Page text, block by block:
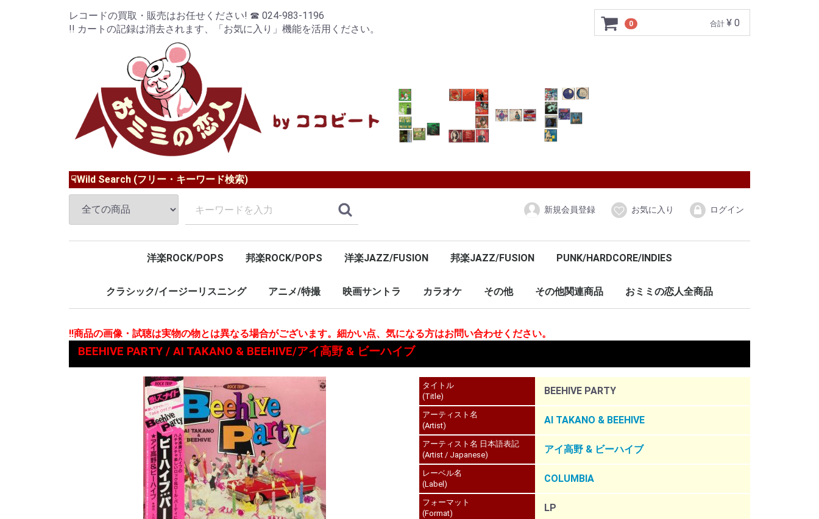
レコードの買取・販売はお任せください! ☎ 024-983-1196
!! カートの記録は消去されます、「お気に入り」機能を活用ください。
0 合計 ¥ 0
☟Wild Search (フリー・キーワード検索)
新規会員登録 お気に入り ログイン
洋楽ROCK/POPS
LP/12inch/10inch
7inch
邦楽ROCK/POPS
LP/12inch/10inch
7inch
洋楽JAZZ/FUSION
LP/12inch/10inch
7inch
邦楽JAZZ/FUSION
LP/12inch/10inch
7inch
PUNK/HARDCORE/INDIES
LP/12inch/10inch
7inch
クラシック/イージーリスニング アニメ/特撮 映画サントラ カラオケ その他 その他関連商品 おミミの恋人全商品
!!商品の画像・試聴は実物の物とは異なる場合がございます。細かい点、気になる方はお問い合わせください。
BEEHIVE PARTY / AI TAKANO & BEEHIVE/アイ高野 & ビーハイブ
タイトル
(Title)
BEEHIVE PARTY
アーティスト名
(Artist)
AI TAKANO & BEEHIVE
アーティスト名 日本語表記
(Artist / Japanese)
アイ高野 & ビーハイブ
レーベル名
(Label)
COLUMBIA
フォーマット
(Format)
LP